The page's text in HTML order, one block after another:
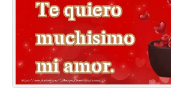
Felicitaciones días del año
Felicitaciones musicales
Entrar